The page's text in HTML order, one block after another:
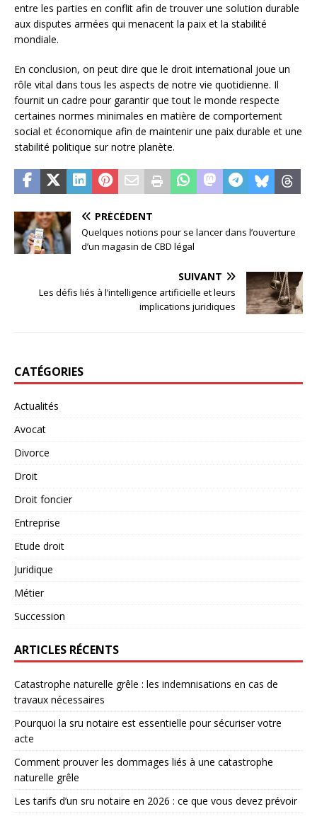
entre les parties en conflit afin de trouver une solution durable
aux disputes armées qui menacent la paix et la stabilité
mondiale.
En conclusion, on peut dire que le droit international joue un
rôle vital dans tous les aspects de notre vie quotidienne. Il
fournit un cadre pour garantir que tout le monde respecte
certaines normes minimales en matière de comportement
social et économique afin de maintenir une paix durable et une
stabilité politique sur notre planète.
PRÉCÉDENT
Quelques notions pour se lancer dans l’ouverture
d’un magasin de CBD légal
SUIVANT
Les défis liés à l’intelligence artificielle et leurs
implications juridiques
CATÉGORIES
Actualités
Avocat
Divorce
Droit
Droit foncier
Entreprise
Etude droit
Juridique
Métier
Succession
ARTICLES RÉCENTS
Catastrophe naturelle grêle : les indemnisations en cas de
travaux nécessaires
Pourquoi la sru notaire est essentielle pour sécuriser votre
acte
Comment prouver les dommages liés à une catastrophe
naturelle grêle
Les tarifs d’un sru notaire en 2026 : ce que vous devez prévoir